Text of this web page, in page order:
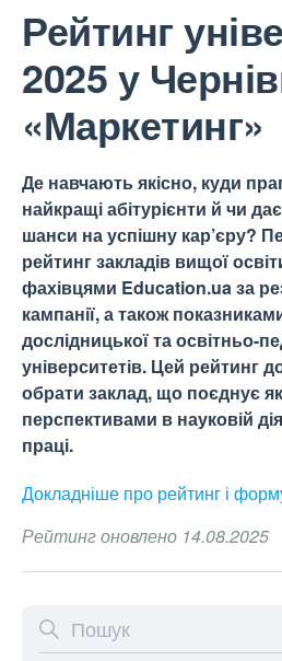
Рейтинг
2025 у
«Маркетинг»
Де навчають якісно, куди
найкращі абітурієнти й чи
шанси на успішну кар’єру?
рейтинг закладів вищої
фахівцями Education.ua за
кампанії, а також
дослідницької та освітньо-
університетів. Цей рейтинг
обрати заклад, що поєднує
перспективами в науковій
праці.
Докладніше про рейтинг і
Рейтинг оновлено 14.08.2025